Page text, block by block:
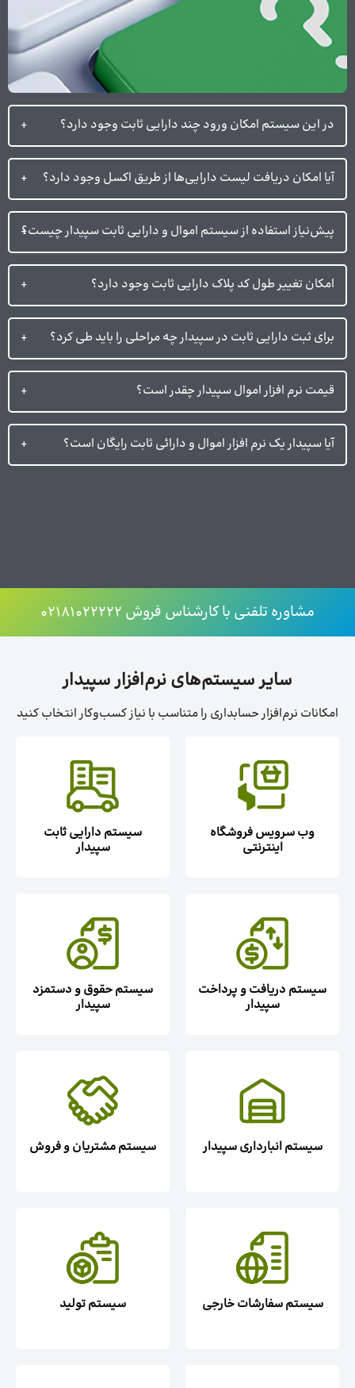
در این سیستم امکان ورود چند دارایی ثابت وجود دارد؟
آیا امکان دریافت لیست دارایی‌ها از طریق اکسل وجود دارد؟
پیش‌نیاز استفاده از سیستم اموال و دارایی ثابت سپیدار چیست؟
امکان تغییر طول کد پلاک دارایی ثابت وجود دارد؟
برای ثبت دارایی ثابت در سپیدار چه مراحلی را باید طی کرد؟
قیمت نرم افزار اموال سپیدار چقدر است؟
آیا سپیدار یک نرم افزار اموال و دارائی ثابت رایگان است؟
مشاوره تلفنی با کارشناس فروش ۰۲۱۸۱۰۲۲۲۲۲
سایر سیستم‌های نرم‌افزار سپیدار
امکانات نرم‌افزار حسابداری را متناسب با نیاز کسب‌وکار انتخاب کنید
وب سرویس فروشگاه
اینترنتی
سیستم دارایی ثابت
سپیدار
سیستم دریافت و پرداخت
سپیدار
سیستم حقوق و دستمزد
سپیدار
سیستم انبارداری سپیدار سیستم مشتریان و فروش
سیستم سفارشات خارجی سیستم تولید